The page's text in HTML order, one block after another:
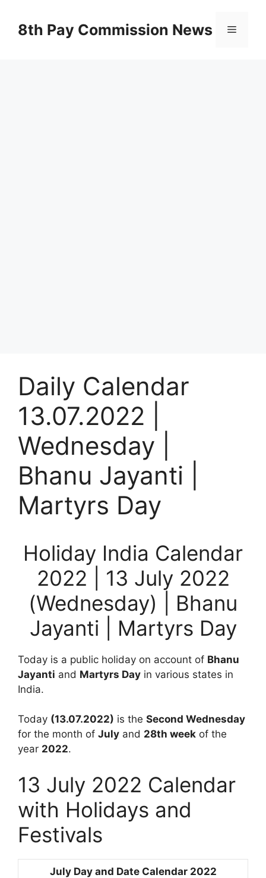
content8th Pay Commission News Menu
Daily Calendar
13.07.2022 |
Wednesday |
Bhanu Jayanti |
Martyrs Day
Holiday India Calendar
2022 | 13 July 2022
(Wednesday) | Bhanu
Jayanti | Martyrs Day
Today is a public holiday on account of Bhanu
Jayanti and Martyrs Day in various states in
India.
Today (13.07.2022) is the Second Wednesday
for the month of July and 28th week of the
year 2022.
13 July 2022 Calendar
with Holidays and
Festivals
July Day and Date Calendar 2022